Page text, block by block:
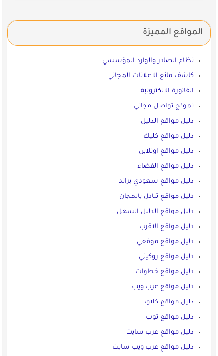
المواقع المميزة
نظام الصادر والوارد المؤسسي
كاشف مانع الاعلانات المجاني
الفاتورة الالكترونية
نموذج تواصل مجاني
دليل مواقع الدليل
دليل مواقع كليك
دليل مواقع اونلاين
دليل مواقع الفضاء
دليل مواقع سعودي براند
دليل مواقع تبادل بالمجان
دليل مواقع الدليل السهل
دليل مواقع الاقرب
دليل مواقع موقعي
دليل مواقع روكيني
دليل مواقع خطوات
دليل مواقع عرب ويب
دليل مواقع كلاود
دليل مواقع توب
دليل مواقع عرب سايت
دليل مواقع عرب ويب سايت